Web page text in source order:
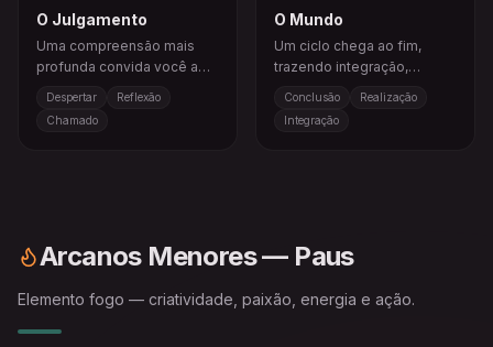
O Julgamento
Uma compreensão mais
profunda convida você a
de outro modo.
Despertar
Reflexão
Chamado
O Mundo
Um ciclo chega ao fim,
trazendo integração,
Conclusão
Realização
Integração
Arcanos Menores — Paus
Elemento fogo — criatividade, paixão, energia e ação.